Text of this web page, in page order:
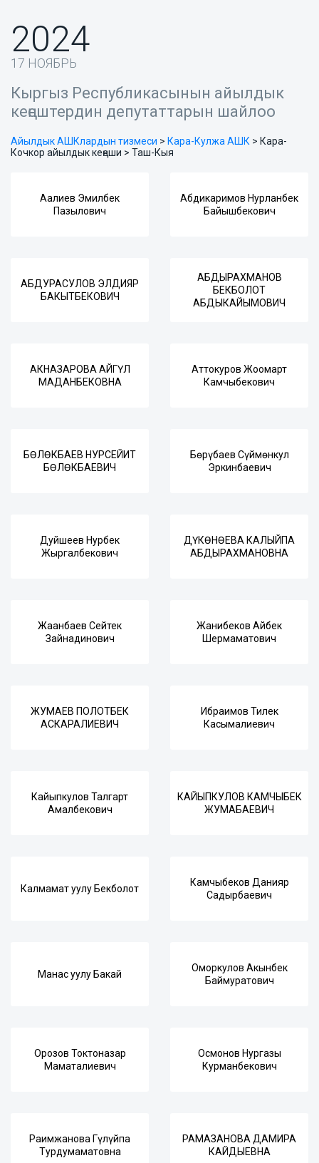
2024
17 НОЯБРЬ
Кыргыз Республикасынын айылдык
кеңештердин депутаттарын шайлоо
Айылдык АШКлардын тизмеси > Кара-Кулжа АШК > Кара-
Кочкор айылдык кеңеши > Таш-Кыя
Аалиев Эмилбек
Пазылович
Абдикаримов Нурланбек
Байышбекович
АБДУРАСУЛОВ ЭЛДИЯР
БАКЫТБЕКОВИЧ
АБДЫРАХМАНОВ
БЕКБОЛОТ
АБДЫКАЙЫМОВИЧ
АКНАЗАРОВА АЙГҮЛ
МАДАНБЕКОВНА
Аттокуров Жоомарт
Камчыбекович
БӨЛӨКБАЕВ НУРСЕЙИТ
БӨЛӨКБАЕВИЧ
Бөрүбаев Сүймөнкул
Эркинбаевич
Дуйшеев Нурбек
Жыргалбекович
ДҮКӨНӨЕВА КАЛЫЙПА
АБДЫРАХМАНОВНА
Жаанбаев Сейтек
Зайнадинович
Жанибеков Айбек
Шермаматович
ЖУМАЕВ ПОЛОТБЕК
АСКАРАЛИЕВИЧ
Ибраимов Тилек
Касымалиевич
Кайыпкулов Талгарт
Амалбекович
КАЙЫПКУЛОВ КАМЧЫБЕК
ЖУМАБАЕВИЧ
Калмамат уулу Бекболот
Камчыбеков Данияр
Садырбаевич
Манас уулу Бакай
Оморкулов Акынбек
Баймуратович
Орозов Токтоназар
Маматалиевич
Осмонов Нургазы
Курманбекович
Раимжанова Гүлүйпа
Турдумаматовна
РАМАЗАНОВА ДАМИРА
КАЙДЫЕВНА